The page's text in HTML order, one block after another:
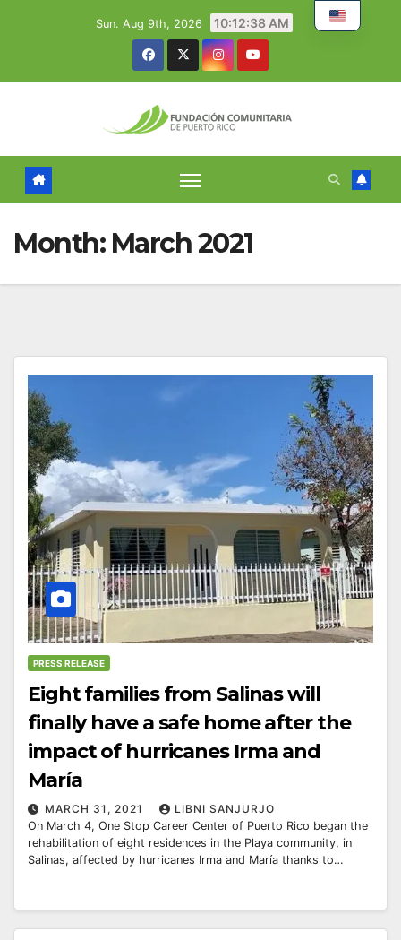
Sun. Aug 9th, 2026 10:12:39 AM
Month: March 2021
PRESS RELEASE
Eight families from Salinas will
finally have a safe home after the
impact of hurricanes Irma and
María
MARCH 31, 2021
LIBNI SANJURJO
On March 4, One Stop Career Center of Puerto Rico began the
rehabilitation of eight residences in the Playa community, in
Salinas, affected by hurricanes Irma and María thanks to…